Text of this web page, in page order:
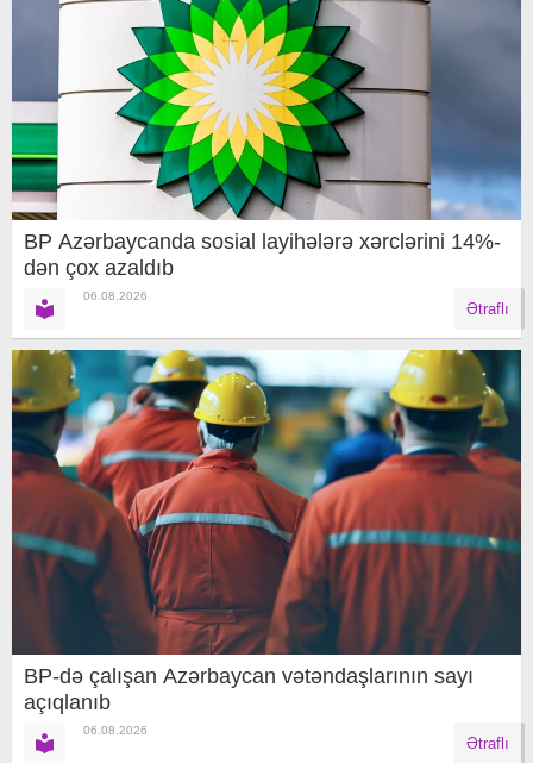
BP Azərbaycanda sosial layihələrə xərclərini 14%-
dən çox azaldıb
06.08.2026
Ətraflı
BP-də çalışan Azərbaycan vətəndaşlarının sayı
açıqlanıb
06.08.2026
Ətraflı